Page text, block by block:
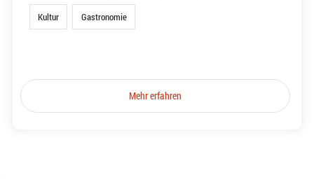
Kultur Gastronomie
Mehr erfahren